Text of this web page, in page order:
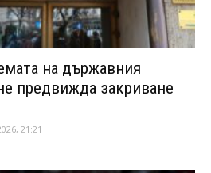
на държавния
предвижда закриване
21:21